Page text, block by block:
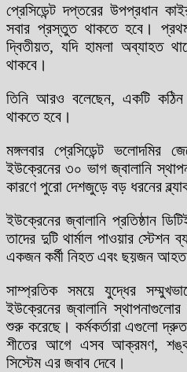
প্রেসিডেন্ট দপ্তরের উপপ্রধান
সবার প্রস্তুত থাকতে হবে।
দ্বিতীয়ত, যদি হামলা অব্যাহত
থাকবে।
তিনি আরও বলেছেন, একটি
থাকতে হবে।
মঙ্গলবার প্রেসিডেন্ট ভলোদমির
ইউক্রেনের ৩০ ভাগ জ্বালানি
কারণে পুরো দেশজুড়ে বড় ধরনের
ইউক্রেনের জ্বালানি প্রতিষ্ঠান
তাদের দুটি থার্মাল পাওয়ার স্টেশন
একজন কর্মী নিহত এবং ছয়জন আহত
সাম্প্রতিক সময়ে যুদ্ধের
ইউক্রেনের জ্বালানি
শুরু করেছে। কর্মকর্তারা এগুলো
শীতের আগে এসব আক্রমণ, শঙ্কা
সিস্টেম এর জবাব দেবে।